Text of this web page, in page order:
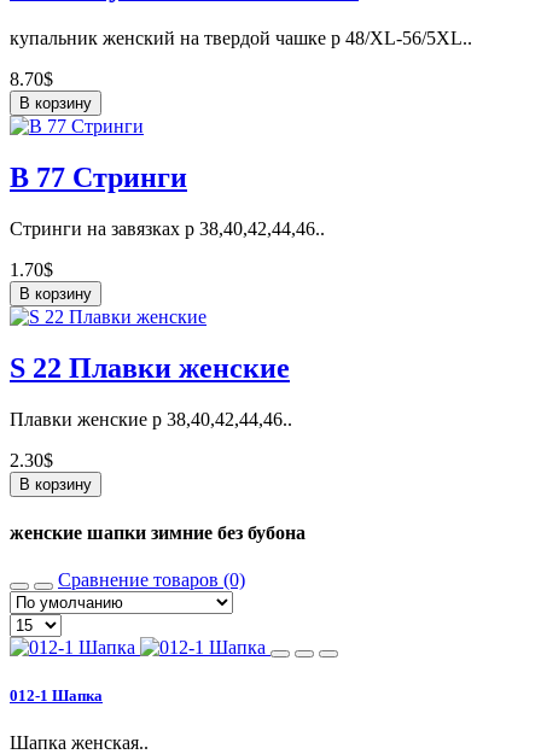
купальник женский на твердой чашке р 48/XL-56/5XL..
8.70$
В корзину
В 77 Стринги
Стринги на завязках р 38,40,42,44,46..
1.70$
В корзину
S 22 Плавки женские
Плавки женские р 38,40,42,44,46..
2.30$
В корзину
женские шапки зимние без бубона
Сравнение товаров (0)
012-1 Шапка
Шапка женская..